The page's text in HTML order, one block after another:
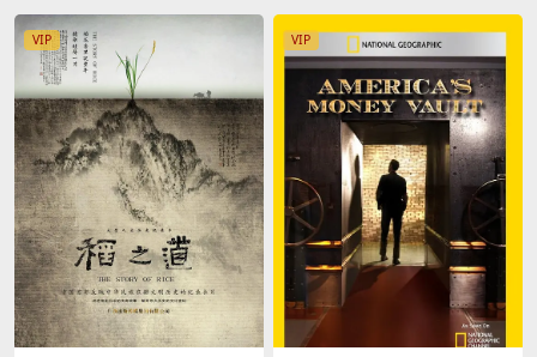
VIP VIP